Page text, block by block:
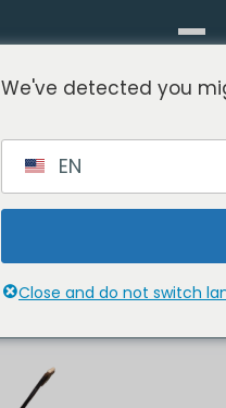
We've detected you
EN
Close and do not switch